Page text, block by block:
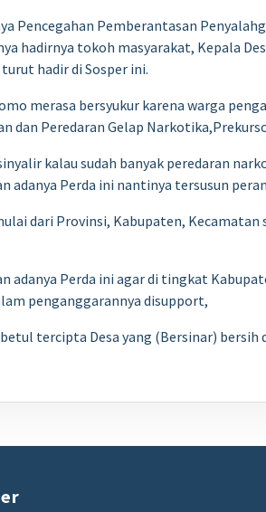
Pencegahan Pemberantasan
hadirnya tokoh masyarakat, Kepala
hadir di Sosper ini.
merasa bersyukur karena warga
dan Peredaran Gelap
kalau sudah banyak peredaran
adanya Perda ini nantinya tersusun
dari Provinsi, Kabupaten,
adanya Perda ini agar di tingkat
penganggarannya disupport,
tercipta Desa yang (Bersinar) bersih